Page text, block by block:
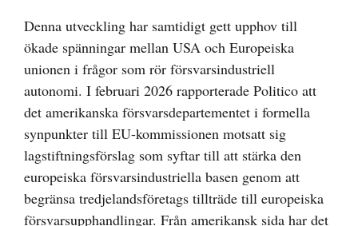
Denna utveckling har samtidigt gett upphov till
ökade spänningar mellan USA och Europeiska
unionen i frågor som rör försvarsindustriell
autonomi. I februari 2026 rapporterade Politico att
det amerikanska försvarsdepartementet i formella
synpunkter till EU-kommissionen motsatt sig
lagstiftningsförslag som syftar till att stärka den
europeiska försvarsindustriella basen genom att
begränsa tredjelandsföretags tillträde till europeiska
försvarsupphandlingar. Från amerikansk sida har det